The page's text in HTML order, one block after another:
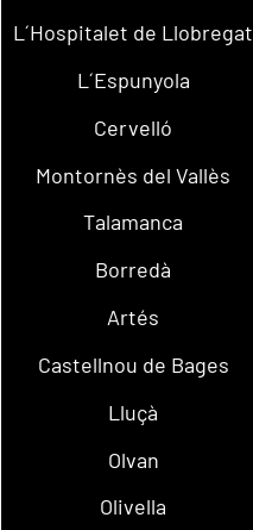
L´Hospitalet de Llobregat
L´Espunyola
Cervelló
Montornès del Vallès
Talamanca
Borredà
Artés
Castellnou de Bages
Lluçà
Olvan
Olivella